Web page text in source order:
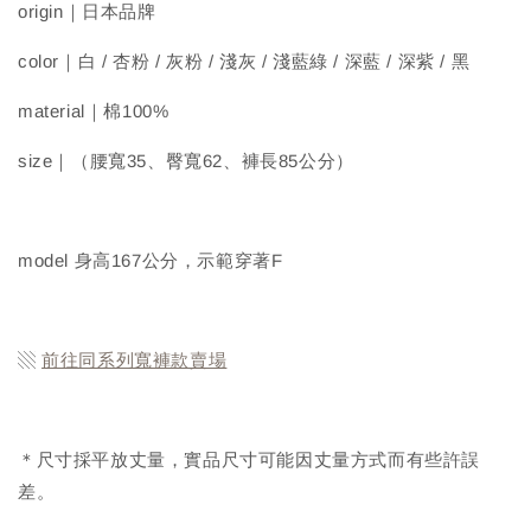
origin｜日本品牌
color｜白 / 杏粉 / 灰粉 / 淺灰 / 淺藍綠 / 深藍 / 深紫 / 黑
material｜棉100%
size｜（腰寬35、臀寬62、褲長85公分）
model 身高167公分，示範穿著F
▧ 前往同系列寬褲款賣場
＊尺寸採平放丈量，實品尺寸可能因丈量方式而有些許誤
差。